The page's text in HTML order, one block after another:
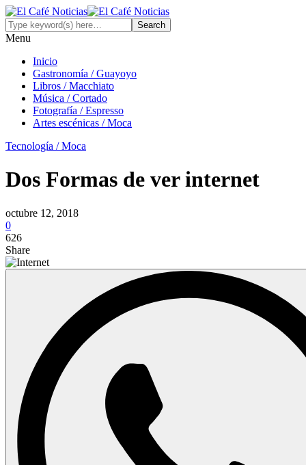
Menu
Inicio
Gastronomía / Guayoyo
Libros / Macchiato
Música / Cortado
Fotografía / Espresso
Artes escénicas / Moca
Tecnología / Moca
Dos Formas de ver internet
octubre 12, 2018
0
626
Share